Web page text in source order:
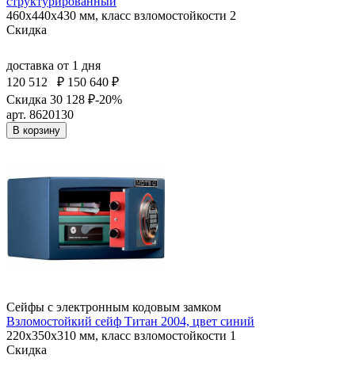
460x440x430 мм, класс взломостойкости 2
Скидка
доставка от 1 дня
120 512
₽ 150 640 ₽
Скидка 30 128 ₽-20%
арт. 8620130
В корзину
Сейфы с электронным кодовым замком
Взломостойкий сейф Титан 2004, цвет синий
220x350x310 мм, класс взломостойкости 1
Скидка